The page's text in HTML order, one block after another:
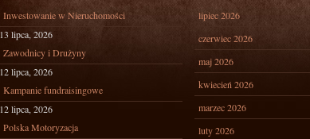
Inwestowanie w Nieruchomości
13 lipca, 2026
Zawodnicy i Drużyny
12 lipca, 2026
Kampanie fundraisingowe
12 lipca, 2026
Polska Motoryzacja
lipiec 2026
czerwiec 2026
maj 2026
kwiecień 2026
marzec 2026
luty 2026